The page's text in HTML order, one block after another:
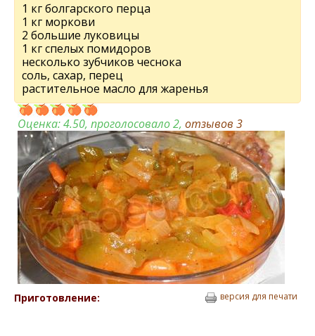
1 кг болгарского перца
1 кг моркови
2 большие луковицы
1 кг спелых помидоров
несколько зубчиков чеснока
соль, сахар, перец
растительное масло для жаренья
Оценка:4.50, проголосовало 2, отзывов 3
Приготовление: версия для печати